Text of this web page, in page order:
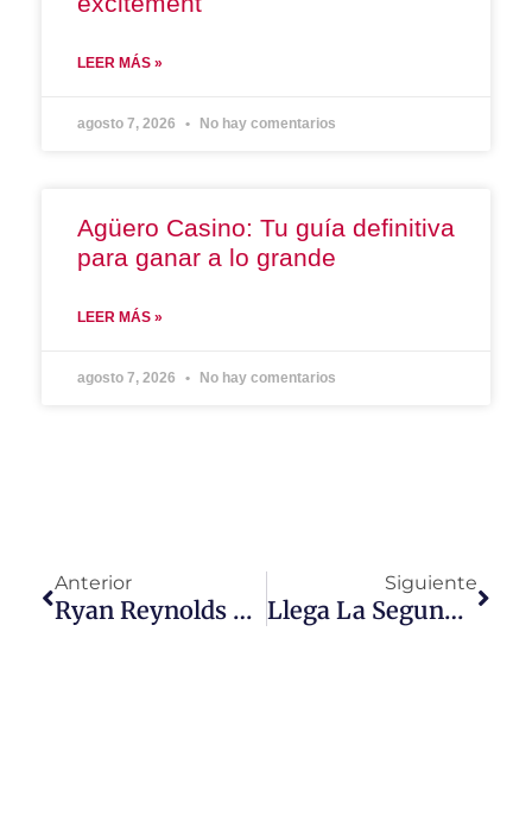
LEER MÁS »
agosto 7, 2026 No hay comentarios
Agüero Casino: Tu guía definitiva
para ganar a lo grande
LEER MÁS »
agosto 7, 2026 No hay comentarios
Anterior
Ryan Reynolds Recibirá Premio En Los People Choice Awards 2022
Siguiente
Llega La Segunda Temporada De «Family Karma»